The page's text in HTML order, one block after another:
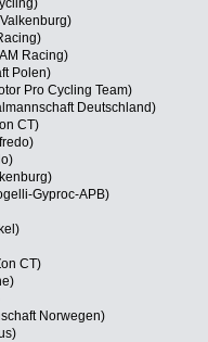
Racing)
Polen)
Pro Cycling Team)
Deutschland)
CT)
Gyproc-APB)
CT)
Norwegen)